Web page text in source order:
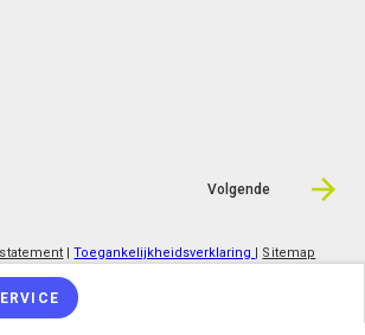
Volgende
|Toegankelijkheidsverklaring | Sitemap